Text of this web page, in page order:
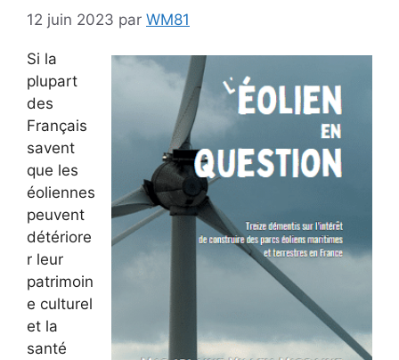
12 juin 2023 par WM81
Si la
plupart
des
Français
savent
que les
éoliennes
peuvent
détériore
r leur
patrimoin
e culturel
et la
santé